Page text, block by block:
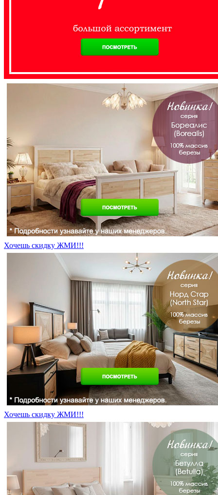
Хочешь скидку ЖМИ!!!
Хочешь скидку ЖМИ!!!